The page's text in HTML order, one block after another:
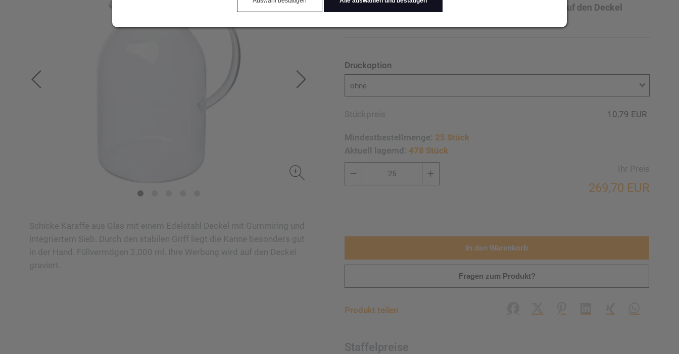
Schicke Karaffe aus Glas mit einem Edelstahl Deckel mit Gummiring und
integriertem Sieb. Durch den stabilen Griff liegt die Kanne besonders gut
in der Hand. Füllvermögen 2.000 ml. Ihre Werbung wird auf den Deckel
graviert.
der Hand. Füllvermögen 2.000 ml. Ihre Werbung wird auf den Deckel
Druckoption
ohne
Stückpreis 10,79 EUR
Mindestbestellmenge: 25 Stück
Aktuell lagernd: 478 Stück
Ihr Preis
269,70 EUR
In den Warenkorb
Fragen zum Produkt?
Produkt teilen Facebook
X PinterestLinkedInXing WhatsApp
Staffelpreise